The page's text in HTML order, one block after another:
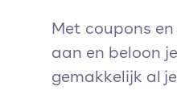
Met coupons
aan en beloon
gemakkelijk al